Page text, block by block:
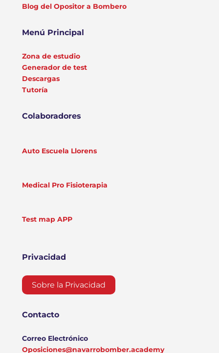
Blog del Opositor a Bombero
Menú Principal
Zona de estudio
Generador de test
Descargas
Tutoría
Colaboradores
Auto Escuela Llorens
Medical Pro Fisioterapia
Test map APP
Privacidad
Sobre la Privacidad
Contacto
Correo Electrónico
Oposiciones@navarrobomber.academy